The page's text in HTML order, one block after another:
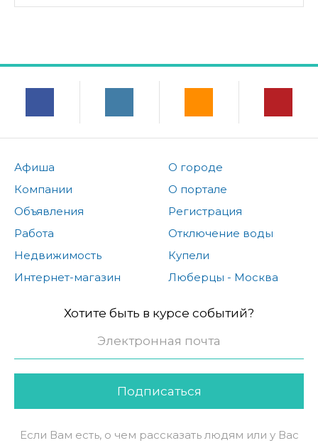
Афиша
Компании
Объявления
Работа
Недвижимость
Интернет-магазин
О городе
О портале
Регистрация
Отключение воды
Купели
Люберцы - Москва
Хотите быть в курсе событий?
Подписаться
Если Вам есть, о чем рассказать людям или у Вас